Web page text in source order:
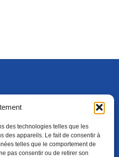
des technologies telles que les
des appareils. Le fait de consentir à
telles que le comportement de
pas consentir ou de retirer son
S'ABONNER
(NOUVELLE FENÊTRE)
ADHÉRER